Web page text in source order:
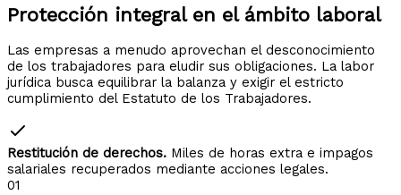
Protección integral en el ámbito laboral
Las empresas a menudo aprovechan el desconocimiento
de los trabajadores para eludir sus obligaciones. La labor
jurídica busca equilibrar la balanza y exigir el estricto
cumplimiento del Estatuto de los Trabajadores.
Restitución de derechos. Miles de horas extra e impagos
salariales recuperados mediante acciones legales.
01